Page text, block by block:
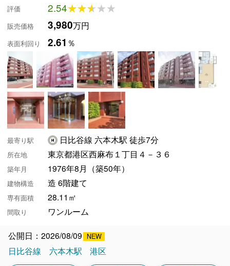
評価 2.54★★★★★
★★★★★
販売価格 3,980万円
表面利回り 2.61 ％
最寄り駅 日比谷線 六本木駅 徒歩7分
所在地 東京都港区西麻布１丁目４－３６
築年月 1976年8月（築50年）
建物構造 造 6階建て
専有面積 28.11㎡
間取り ワンルーム
公開日：2026/08/09
日比谷線
六本木駅 港区